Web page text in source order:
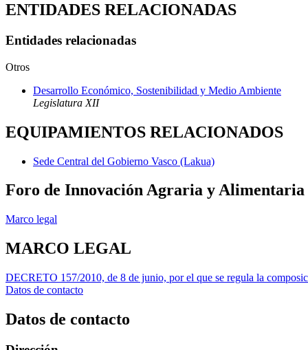
ENTIDADES RELACIONADAS
Entidades relacionadas
Otros
Desarrollo Económico, Sostenibilidad y Medio Ambiente
Legislatura XII
EQUIPAMIENTOS RELACIONADOS
Sede Central del Gobierno Vasco (Lakua)
Foro de Innovación Agraria y Alimentaria
Marco legal
MARCO LEGAL
DECRETO 157/2010, de 8 de junio, por el que se regula la
Datos de contacto
Datos de contacto